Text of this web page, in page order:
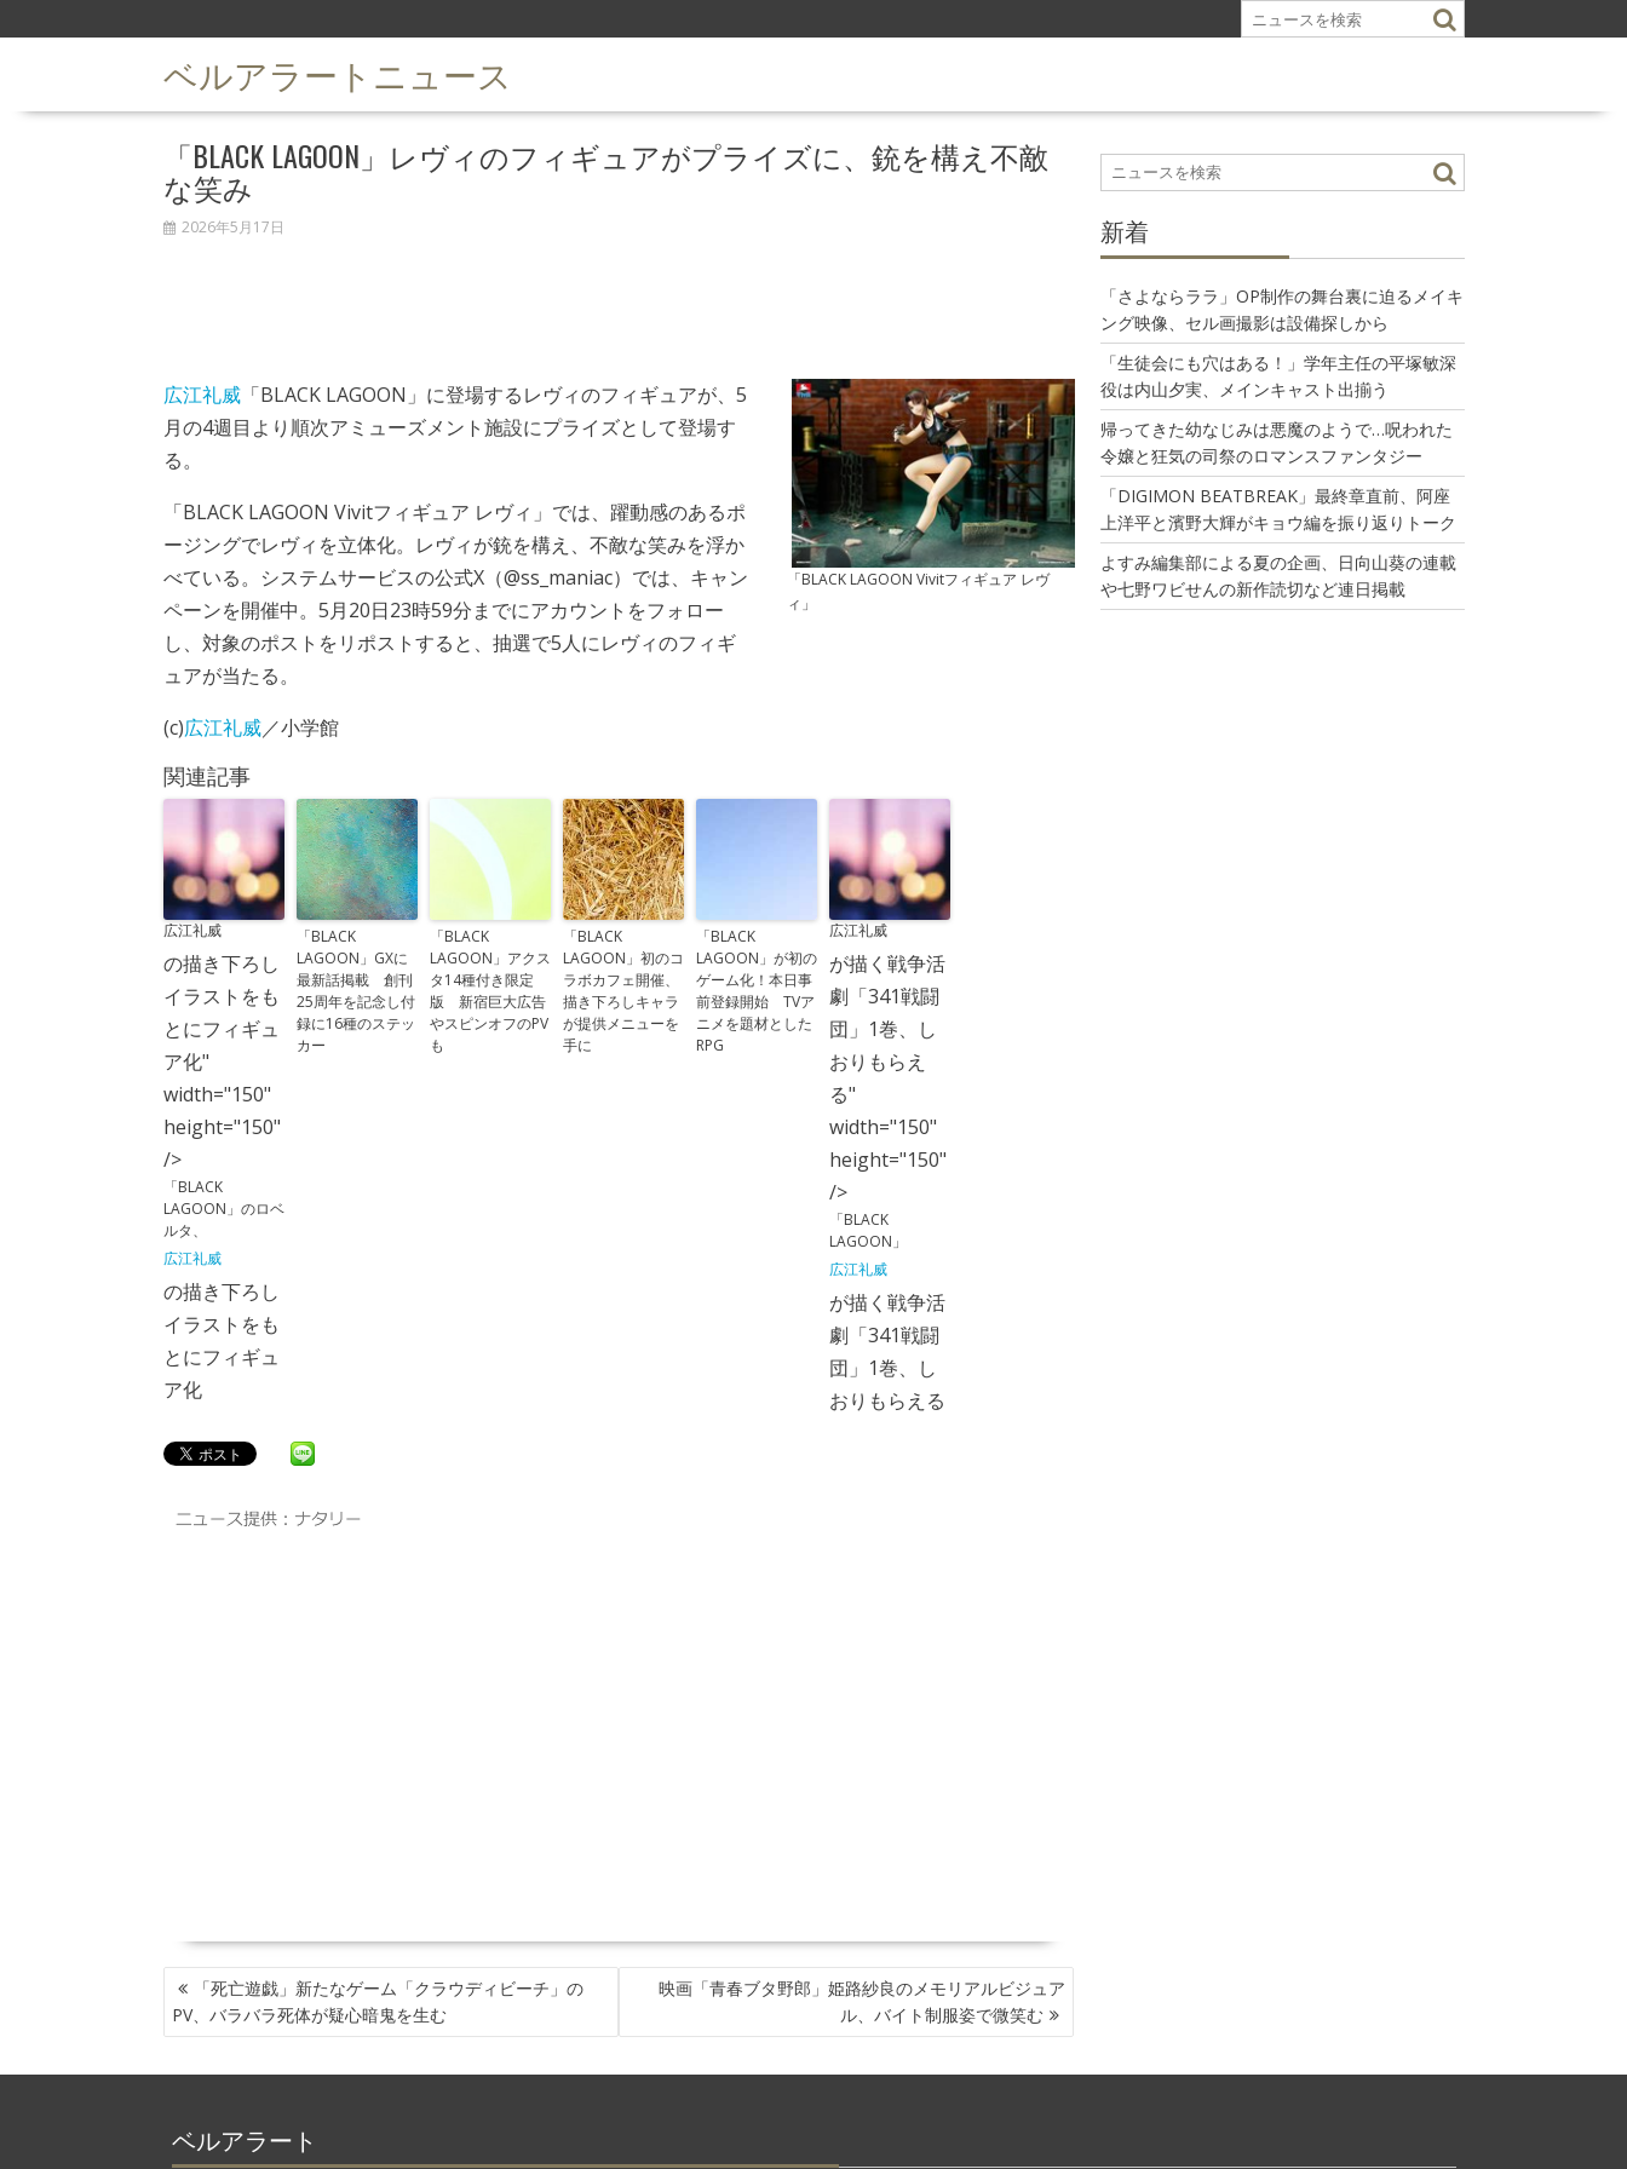
k
ベルアラートニュース
「BLACK LAGOON」レヴィのフィギュアがプライズに、銃を構え不敵
な笑み
2026年5月17日
「BLACK LAGOON Vivitフィギュア レヴ
ィ」
広江礼威「BLACK LAGOON」に登場するレヴィのフィギュアが、5
月の4週目より順次アミューズメント施設にプライズとして登場す
る。
「BLACK LAGOON Vivitフィギュア レヴィ」では、躍動感のあるポ
ージングでレヴィを立体化。レヴィが銃を構え、不敵な笑みを浮か
べている。システムサービスの公式X（@ss_maniac）では、キャン
ペーンを開催中。5月20日23時59分までにアカウントをフォロー
し、対象のポストをリポストすると、抽選で5人にレヴィのフィギ
ュアが当たる。
(c)広江礼威／小学館
関連記事
広江礼威
の描き下ろし
イラストをも
とにフィギュ
ア化"
width="150"
height="150"
/>
「BLACK
LAGOON」のロベ
ルタ、
広江礼威
の描き下ろし
イラストをも
とにフィギュ
ア化
「BLACK
LAGOON」GXに
最新話掲載 創刊
25周年を記念し付
録に16種のステッ
カー
「BLACK
LAGOON」アクス
タ14種付き限定
版 新宿巨大広告
やスピンオフのPV
も
「BLACK
LAGOON」初のコ
ラボカフェ開催、
描き下ろしキャラ
が提供メニューを
手に
「BLACK
LAGOON」が初の
ゲーム化！本日事
前登録開始 TVア
ニメを題材とした
RPG
広江礼威
が描く戦争活
劇「341戦闘
団」1巻、し
おりもらえ
る"
width="150"
height="150"
/>
「BLACK
LAGOON」
広江礼威
が描く戦争活
劇「341戦闘
団」1巻、し
おりもらえる
投
稿
ナ
ゲ
シ
「死亡遊戯」新たなゲーム「クラウディビーチ」の
PV、バラバラ死体が疑心暗鬼を生む
映画「青春ブタ野郎」姫路紗良のメモリアルビジュア
ル、バイト制服姿で微笑む
新着
「さよならララ」OP制作の舞台裏に迫るメイキ
ング映像、セル画撮影は設備探しから
「生徒会にも穴はある！」学年主任の平塚敏深
役は内山夕実、メインキャスト出揃う
帰ってきた幼なじみは悪魔のようで…呪われた
令嬢と狂気の司祭のロマンスファンタジー
「DIGIMON BEATBREAK」最終章直前、阿座
上洋平と濱野大輝がキョウ編を振り返りトーク
よすみ編集部による夏の企画、日向山葵の連載
や七野ワビせんの新作読切など連日掲載
ベルアラート